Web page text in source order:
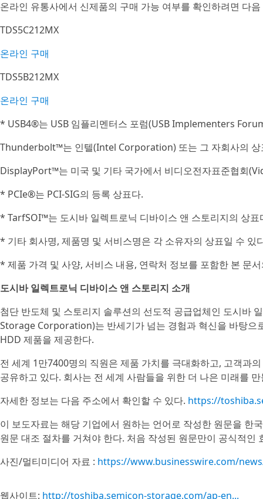
온라인 유통사에서 신제품의 구매 가능 여부를 확인하려면 다
TDS5C212MX
온라인 구매
TDS5B212MX
온라인 구매
* USB4®는 USB 임플리멘터스 포럼(USB Implementers
Thunderbolt™는 인텔(Intel Corporation) 또는 그 자회사의 상
DisplayPort™는 미국 및 기타 국가에서 비디오전자표준협회
* PCIe®는 PCI-SIG의 등록 상표다.
* TarfSOI™는 도시바 일렉트로닉 디바이스 앤 스토리지의 상표
* 기타 회사명, 제품명 및 서비스명은 각 소유자의 상표일 수 있
* 제품 가격 및 사양, 서비스 내용, 연락처 정보를 포함한 본 문
도시바 일렉트로닉 디바이스 앤 스토리지 소개
첨단 반도체 및 스토리지 솔루션의 선도적 공급업체인 도시바
Storage Corporation)는 반세기가 넘는 경험과 혁신을 바탕으
HDD 제품을 제공한다.
전 세계 1만7400명의 직원은 제품 가치를 극대화하고, 고객과
공유하고 있다. 회사는 전 세계 사람들을 위한 더 나은 미래를
자세한 정보는 다음 주소에서 확인할 수 있다. https://
이 보도자료는 해당 기업에서 원하는 언어로 작성한 원문을 한
원문 대조 절차를 거쳐야 한다. 처음 작성된 원문만이 공식적
사진/멀티미디어 자료 : https://www.businesswire.com/
웹사이트: http://toshiba.semicon-storage.com/ap-en...